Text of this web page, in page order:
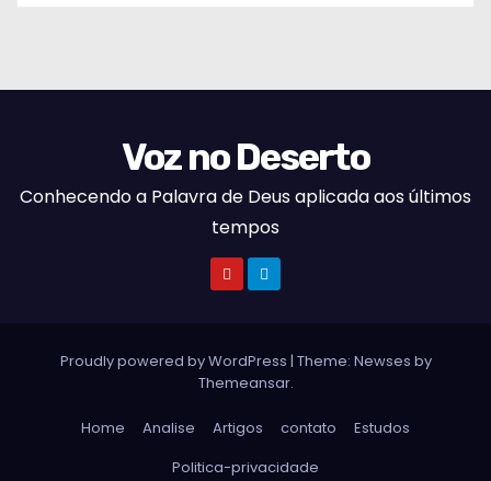
Voz no Deserto
Conhecendo a Palavra de Deus aplicada aos últimos
tempos
Proudly powered by WordPress | Theme: Newses by
Themeansar.
Home Analise Artigos contato
Estudos
Politica-privacidade